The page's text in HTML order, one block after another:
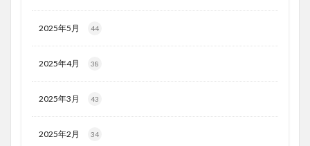
2025年5月 44
2025年4月 38
2025年3月 43
2025年2月 34